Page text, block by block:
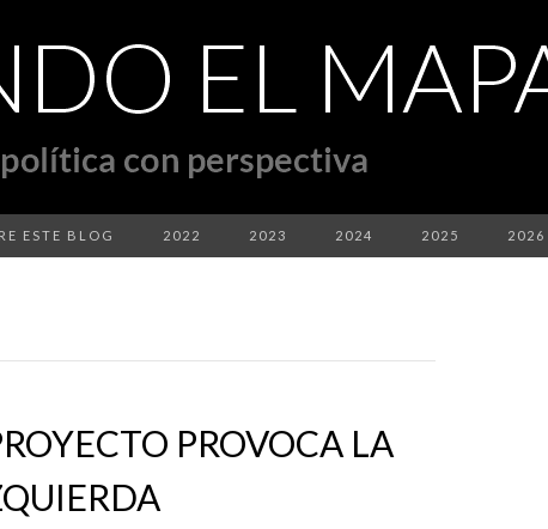
ESTE BLOG 2022 2023 2024 2025 2026
PROVOCA LA